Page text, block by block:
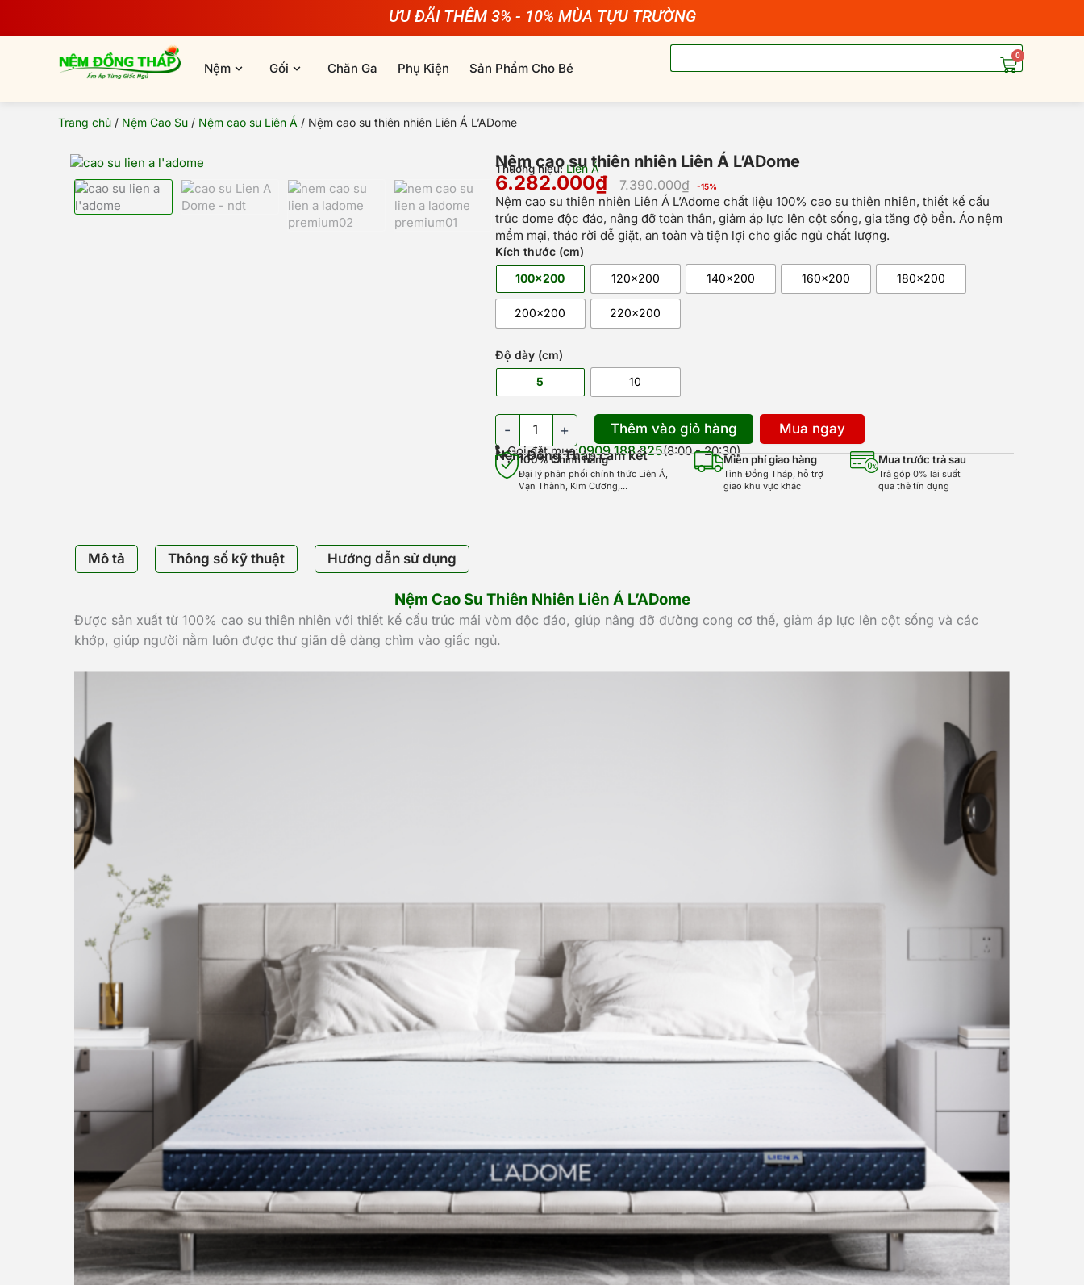
nội
ƯU ĐÃI THÊM 3% - 10% MÙA TỰU TRƯỜNG
Nệm Open Nệm
Gối Open GốiChăn Ga Phụ Kiện Sản Phẩm Cho Bé
Tìm
kiếm
0
Cart
Trang chủ / Nệm Cao Su / Nệm cao su Liên Á / Nệm cao su thiên nhiên Liên Á L’ADome
Nệm cao su thiên nhiên Liên Á L’ADome
Thương hiệu:Liên Á
7.390.000₫ Giá
gốc
là:
7.390.000₫.
6.282.000₫ Giá
hiện
tại
là:
6.282.000₫.
-15%
Nệm cao su thiên nhiên Liên Á L’Adome chất liệu 100% cao su thiên nhiên, thiết kế cấu
trúc dome độc đáo, nâng đỡ toàn thân, giảm áp lực lên cột sống, gia tăng độ bền. Áo nệm
mềm mại, tháo rời dễ giặt, an toàn và tiện lợi cho giấc ngủ chất lượng.
Kích thước (cm)
100x200
120x200 140x200 160x200 180x200
200x200 220x200
Độ dày (cm)
5
10
-
Nệm
cao
thiên
nhiên
Liên
Á
L'ADome
lượng
+ Thêm vào giỏ hàng Mua ngay
Gọi đặt mua:0909 188 325(8:00 - 20:30)
Nệm Đồng Tháp cam kết
100% Chính hãng
Đại lý phân phối chính thức Liên Á,
Vạn Thành, Kim Cương,...
Miễn phí giao hàng
Tỉnh Đồng Tháp, hỗ trợ
giao khu vực khác
Mua trước trả sau
Trả góp 0% lãi suất
qua thẻ tín dụng
Mô tả Thông số kỹ thuật Hướng dẫn sử dụng
Nệm Cao Su Thiên Nhiên Liên Á L’ADome
Được sản xuất từ 100% cao su thiên nhiên với thiết kế cấu trúc mái vòm độc đáo, giúp nâng đỡ đường cong cơ thể, giảm áp lực lên cột sống và các
khớp, giúp người nằm luôn được thư giãn dễ dàng chìm vào giấc ngủ.